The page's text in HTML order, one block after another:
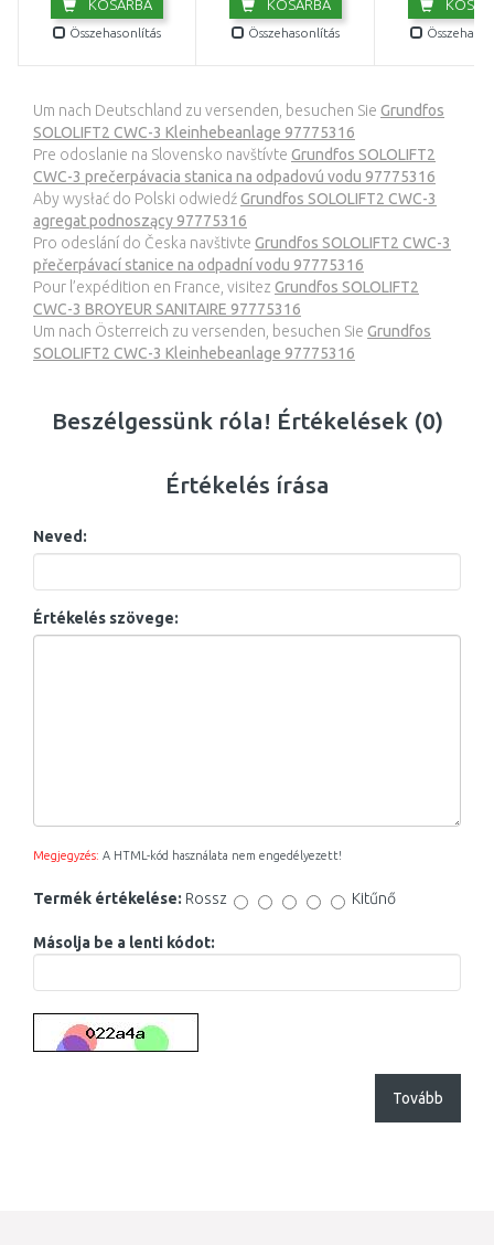
KOSÁRBA
Összehasonlítás
KOSÁRBA
Összehasonlítás
Um nach Deutschland zu versenden, besuchen Sie Grundfos
SOLOLIFT2 CWC-3 Kleinhebeanlage 97775316
Pre odoslanie na Slovensko navštívte Grundfos SOLOLIFT2
CWC-3 prečerpávacia stanica na odpadovú vodu 97775316
Aby wysłać do Polski odwiedźGrundfos SOLOLIFT2 CWC-3
agregat podnoszący 97775316
Pro odeslání do Česka navštivte Grundfos SOLOLIFT2 CWC-3
přečerpávací stanice na odpadní vodu 97775316
Pour l’expédition en France, visitez Grundfos SOLOLIFT2
CWC-3 BROYEUR SANITAIRE 97775316
Um nach Österreich zu versenden, besuchen Sie Grundfos
SOLOLIFT2 CWC-3 Kleinhebeanlage 97775316
Beszélgessünk róla! Értékelések (0)
Értékelés írása
Neved:
Értékelés szövege:
Megjegyzés: A HTML-kód használata nem engedélyezett!
Termék értékelése: Rossz Kitűnő
Másolja be a lenti kódot:
Tovább